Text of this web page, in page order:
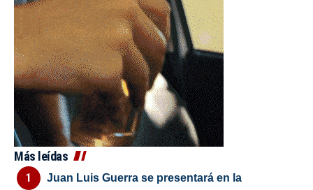
Más leídas
Juan Luis Guerra se presentará en la